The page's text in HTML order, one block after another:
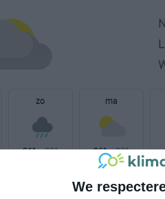
We
zo
26° 20°
ma
26° 20°
22°C 21°C